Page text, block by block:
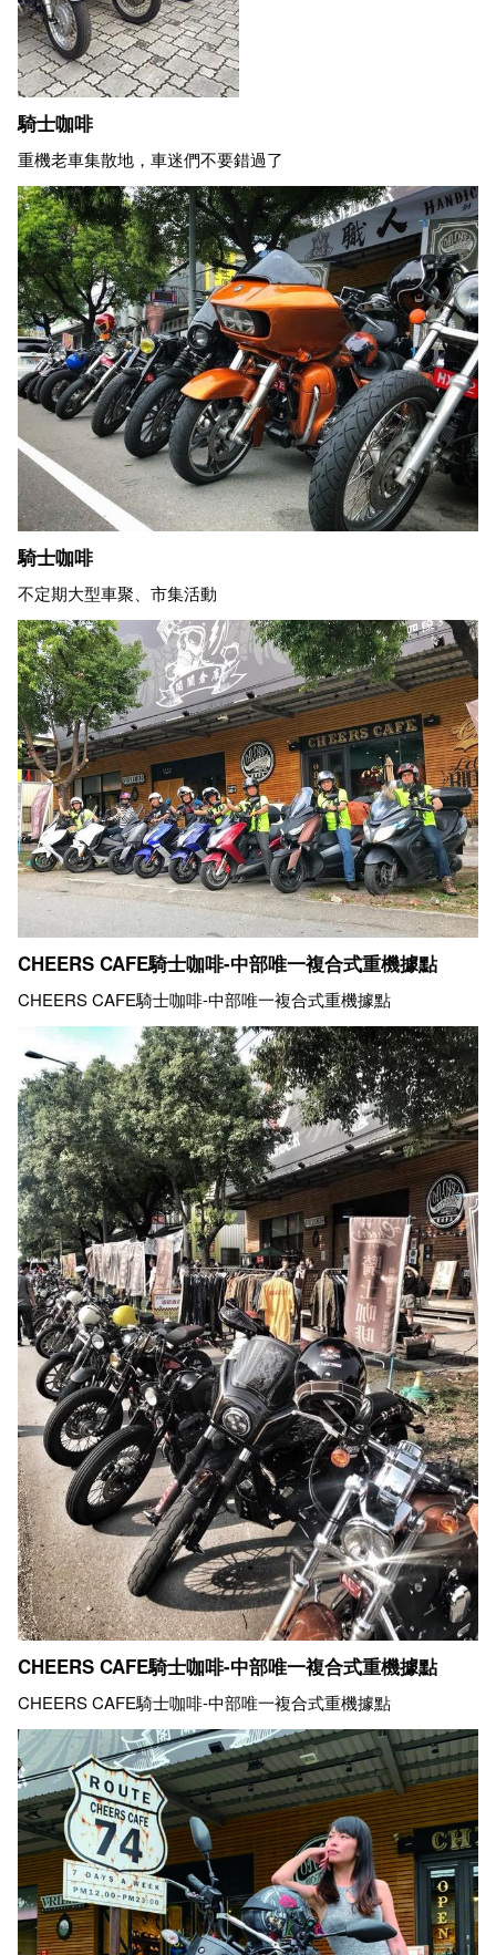
騎士咖啡
重機老車集散地，車迷們不要錯過了
騎士咖啡
不定期大型車聚、市集活動
CHEERS CAFE騎士咖啡-中部唯一複合式重機據點
CHEERS CAFE騎士咖啡-中部唯一複合式重機據點
CHEERS CAFE騎士咖啡-中部唯一複合式重機據點
CHEERS CAFE騎士咖啡-中部唯一複合式重機據點